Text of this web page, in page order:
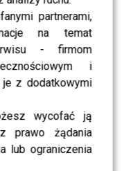
partnerami,
na temat
- firmom
i
je z dodatkowymi
wycofać ją
prawo żądania
lub ograniczenia
że
Turek
w
się
nie miały czasu na